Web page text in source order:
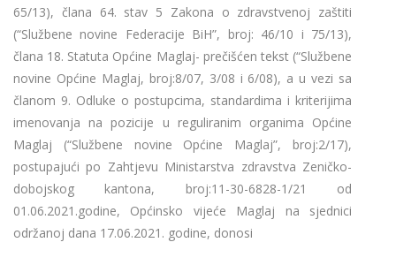
65/13), člana 64. stav 5 Zakona o zdravstvenoj zaštiti
(“Službene novine Federacije BiH”, broj: 46/10 i 75/13),
člana 18. Statuta Općine Maglaj- prečišćen tekst (“Službene
novine Općine Maglaj, broj:8/07, 3/08 i 6/08), a u vezi sa
članom 9. Odluke o postupcima, standardima i kriterijima
imenovanja na pozicije u reguliranim organima Općine
Maglaj (“Službene novine Općine Maglaj”, broj:2/17),
postupajući po Zahtjevu Ministarstva zdravstva Zeničko-
dobojskog kantona, broj:11-30-6828-1/21 od
01.06.2021.godine, Općinsko vijeće Maglaj na sjednici
održanoj dana 17.06.2021. godine, donosi